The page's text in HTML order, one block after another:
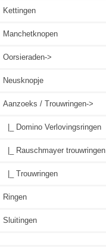
Kettingen
Manchetknopen
Oorsieraden->
Neusknopje
Aanzoeks / Trouwringen->
|_ Domino Verlovingsringen
|_ Rauschmayer trouwringen
|_ Trouwringen
Ringen
Sluitingen